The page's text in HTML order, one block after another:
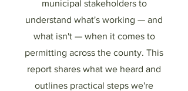
municipal stakeholders to
understand what's working — and
what isn't — when it comes to
permitting across the county. This
report shares what we heard and
outlines practical steps we're